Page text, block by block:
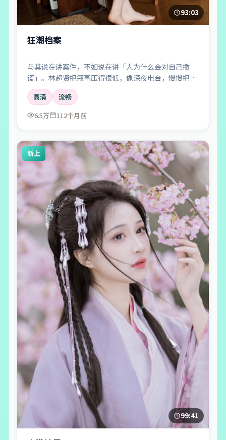
93:03
狂潮档案
与其说在讲案件，不如说在讲「人为什么会对自己撒
谎」。林超贤把叙事压得很低，像深夜电台，慢慢把听
众引进雾里。
高清
流畅
6.5万
112个月前
新上
99:41